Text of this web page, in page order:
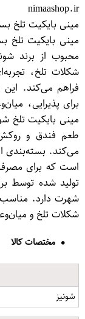
nimaashop.ir
مینی بایکیت تلخ بسته 42 عددی
محبوب از برند
شکلات تلخ،
فراهم می‌کند.
برای پذیرایی،
مینی بایکیت تلخ
طعم فندق و
است که برای مصرف
تولید شده توسط
شهرت دارد. مناسب
شکلات تلخ و
مختصات کالا
شونیز